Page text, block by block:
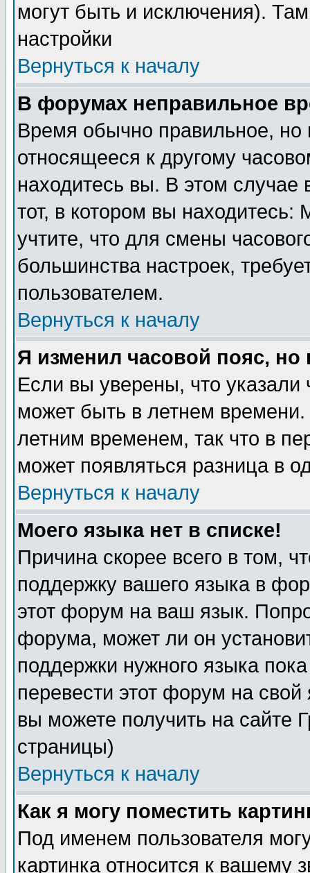
могут быть и исключения).
настройки
Вернуться к началу
В форумах неправильное
Время обычно правильное,
относящееся к другому
находитесь вы. В этом
тот, в котором вы
учтите, что для смены
большинства настроек,
пользователем.
Вернуться к началу
Я изменил часовой пояс,
Если вы уверены, что указали
может быть в летнем
летним временем, так что в
может появляться разница в
Вернуться к началу
Моего языка нет в списке!
Причина скорее всего в том,
поддержку вашего языка в
этот форум на ваш язык.
форума, может ли он
поддержки нужного языка
перевести этот форум на
вы можете получить на сайте
страницы)
Вернуться к началу
Как я могу поместить
Под именем пользователя
картинка относится к вашему